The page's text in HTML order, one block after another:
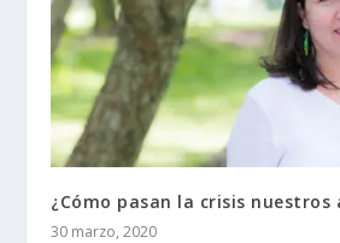
¿Cómo pasan la crisis nuestros
30 marzo, 2020